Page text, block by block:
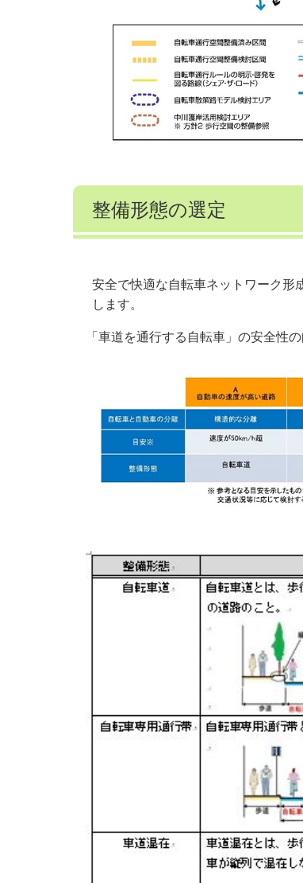
整備形態の選定
安全で快適な自転車ネットワーク形
します。
「車道を通行する自転車」の安全性